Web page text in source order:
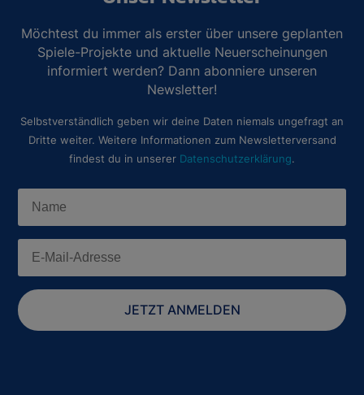
Möchtest du immer als erster über unsere geplanten
Spiele-Projekte und aktuelle Neuerscheinungen
informiert werden? Dann abonniere unseren
Newsletter!
Selbstverständlich geben wir deine Daten niemals ungefragt an
Dritte weiter. Weitere Informationen zum Newsletterversand
findest du in unserer Datenschutzerklärung.
JETZT ANMELDEN